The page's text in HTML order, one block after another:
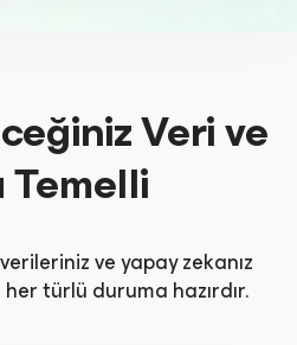
Veri ve
ve yapay zekanız
türlü duruma hazırdır.